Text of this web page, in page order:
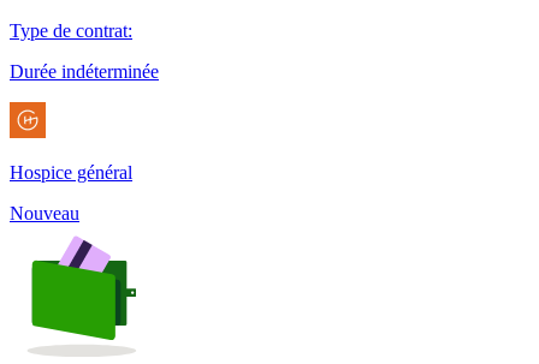
Type de contrat:
Durée indéterminée
Hospice général
Nouveau